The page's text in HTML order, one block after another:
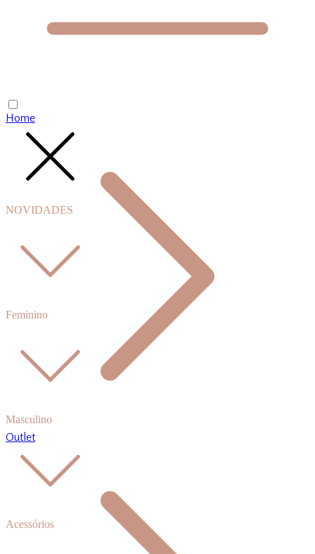
NOVIDADES
Feminino
Masculino
Acessórios
Home
Outlet